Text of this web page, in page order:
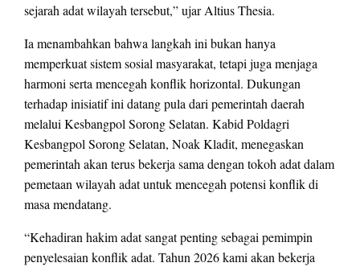
sejarah adat wilayah tersebut,” ujar Altius Thesia.
Ia menambahkan bahwa langkah ini bukan hanya
memperkuat sistem sosial masyarakat, tetapi juga menjaga
harmoni serta mencegah konflik horizontal. Dukungan
terhadap inisiatif ini datang pula dari pemerintah daerah
melalui Kesbangpol Sorong Selatan. Kabid Poldagri
Kesbangpol Sorong Selatan, Noak Kladit, menegaskan
pemerintah akan terus bekerja sama dengan tokoh adat dalam
pemetaan wilayah adat untuk mencegah potensi konflik di
masa mendatang.
“Kehadiran hakim adat sangat penting sebagai pemimpin
penyelesaian konflik adat. Tahun 2026 kami akan bekerja